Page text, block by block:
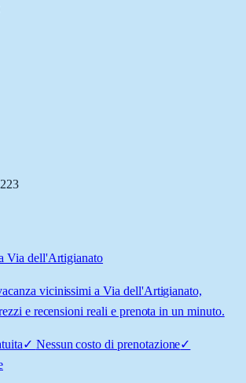
Via dell'Artigianato
vicinissimi a Via dell'Artigianato,
e recensioni reali e prenota in un minuto.
✓ Nessun costo di prenotazione✓